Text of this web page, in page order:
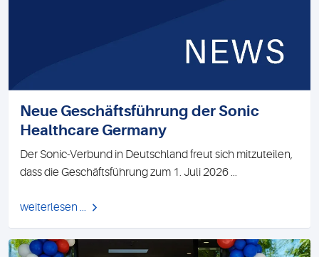
Neue Geschäftsführung der Sonic
Healthcare Germany
Der Sonic-Verbund in Deutschland freut sich mitzuteilen,
dass die Geschäftsführung zum 1. Juli 2026...
weiterlesen ...